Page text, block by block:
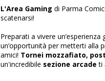
L'Area Gaming di Parma
scatenarsi!
Preparati a vivere
un’opportunità per metterti alla
amici! Tornei mozzafiato,
un'incredibile sezione arcade ti